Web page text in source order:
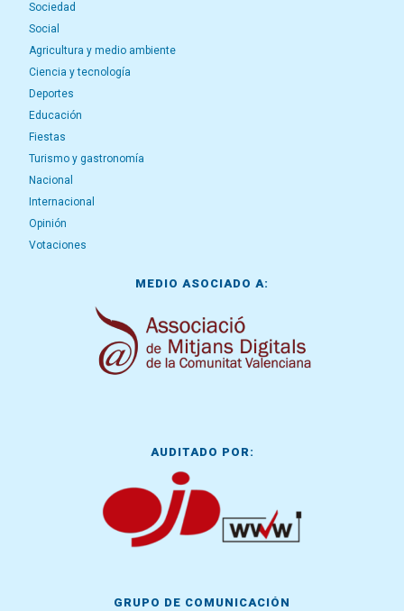
Sociedad
Social
Agricultura y medio ambiente
Ciencia y tecnología
Deportes
Educación
Fiestas
Turismo y gastronomía
Nacional
Internacional
Opinión
Votaciones
MEDIO ASOCIADO A:
AUDITADO POR:
GRUPO DE COMUNICACIÓN